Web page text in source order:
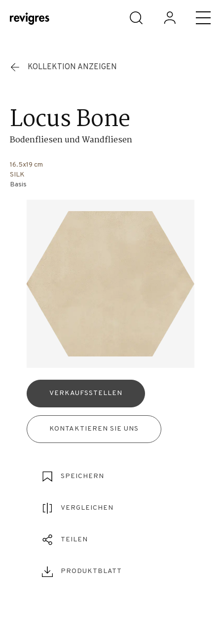
Zum Hauptinhalt springen
KOLLEKTION ANZEIGEN
Locus Bone
Bodenfliesen und Wandfliesen
16.5x19 cm
SILK
Basis
VERKAUFSSTELLEN
KONTAKTIEREN SIE UNS
SPEICHERN
VERGLEICHEN
TEILEN
PRODUKTBLATT